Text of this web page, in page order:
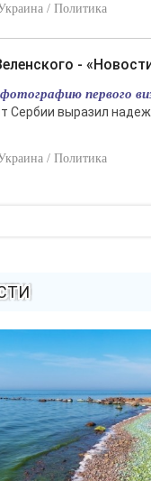
/ Политика
-
первого
Сербии выразил
/ Политика